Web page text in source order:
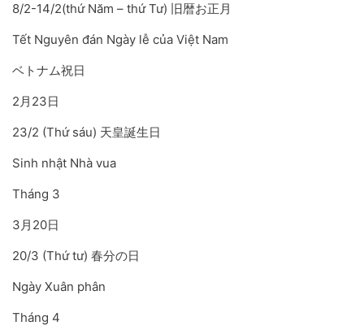
8/2-14/2(thứ Năm – thứ Tư) 旧暦お正月
Tết Nguyên đán Ngày lễ của Việt Nam
ベトナム祝日
2月23日
23/2 (Thứ sáu) 天皇誕生日
Sinh nhật Nhà vua
Tháng 3
3月20日
20/3 (Thứ tư) 春分の日
Ngày Xuân phân
Tháng 4